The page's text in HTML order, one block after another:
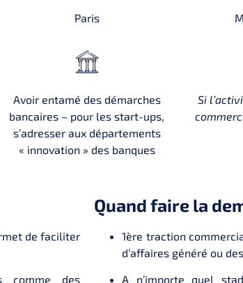
Paris
Avoir entamé des démarches
bancaires – pour les start-ups,
s’adresser aux départements
« innovation » des banques
Si
de faciliter
comme des
Quand faire la
1ère traction
d’affaires généré ou
A n’importe quel